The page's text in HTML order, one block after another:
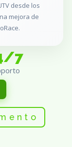
desde los
mejora de
7